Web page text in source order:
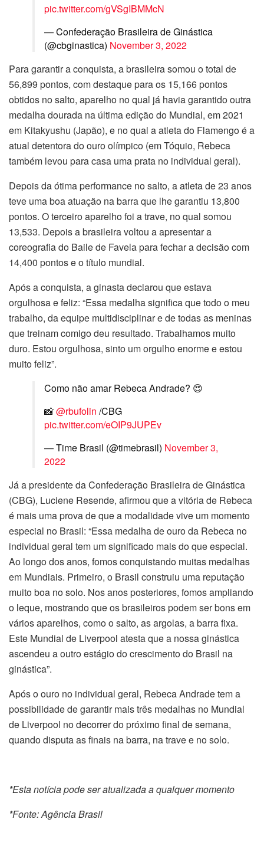
pic.twitter.com/gVSgIBMMcN
— Confederação Brasileira de Ginástica
(@cbginastica) November 3, 2022
Para garantir a conquista, a brasileira somou o total de
56,899 pontos, com destaque para os 15,166 pontos
obtidos no salto, aparelho no qual já havia garantido outra
medalha dourada na última edição do Mundial, em 2021
em Kitakyushu (Japão), e no qual a atleta do Flamengo é a
atual detentora do ouro olímpico (em Tóquio, Rebeca
também levou para casa uma prata no individual geral).
Depois da ótima performance no salto, a atleta de 23 anos
teve uma boa atuação na barra que lhe garantiu 13,800
pontos. O terceiro aparelho foi a trave, no qual somou
13,533. Depois a brasileira voltou a apresentar a
coreografia do Baile de Favela para fechar a decisão com
14,400 pontos e o título mundial.
Após a conquista, a ginasta declarou que estava
orgulhosa e feliz: “Essa medalha significa que todo o meu
trabalho, da equipe multidisciplinar e de todas as meninas
que treinam comigo deu resultado. Trabalhamos muito
duro. Estou orgulhosa, sinto um orgulho enorme e estou
muito feliz”.
Como não amar Rebeca Andrade? 😍
📸@rbufolin /CBG
pic.twitter.com/eOIP9JUPEv
— Time Brasil (@timebrasil) November 3,
2022
Já a presidente da Confederação Brasileira de Ginástica
(CBG), Luciene Resende, afirmou que a vitória de Rebeca
é mais uma prova de que a modalidade vive um momento
especial no Brasil: “Essa medalha de ouro da Rebeca no
individual geral tem um significado mais do que especial.
Ao longo dos anos, fomos conquistando muitas medalhas
em Mundiais. Primeiro, o Brasil construiu uma reputação
muito boa no solo. Nos anos posteriores, fomos ampliando
o leque, mostrando que os brasileiros podem ser bons em
vários aparelhos, como o salto, as argolas, a barra fixa.
Este Mundial de Liverpool atesta que a nossa ginástica
ascendeu a outro estágio do crescimento do Brasil na
ginástica”.
Após o ouro no individual geral, Rebeca Andrade tem a
possibilidade de garantir mais três medalhas no Mundial
de Liverpool no decorrer do próximo final de semana,
quando disputa as finais na barra, na trave e no solo.
*Esta notícia pode ser atualizada a qualquer momento
*Fonte: Agência Brasil